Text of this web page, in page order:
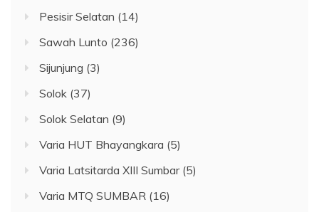
Pesisir Selatan (14)
Sawah Lunto (236)
Sijunjung (3)
Solok (37)
Solok Selatan (9)
Varia HUT Bhayangkara (5)
Varia Latsitarda XIII Sumbar(5)
Varia MTQ SUMBAR (16)